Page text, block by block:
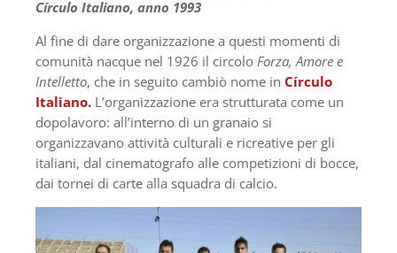
Círculo Italiano, anno 1993
Al fine di dare organizzazione a questi momenti di
comunità nacque nel 1926 il circolo Forza, Amore e
Intelletto, che in seguito cambiò nome in Círculo
Italiano. L’organizzazione era strutturata come un
dopolavoro: all’interno di un granaio si
organizzavano attività culturali e ricreative per gli
italiani, dal cinematografo alle competizioni di bocce,
dai tornei di carte alla squadra di calcio.